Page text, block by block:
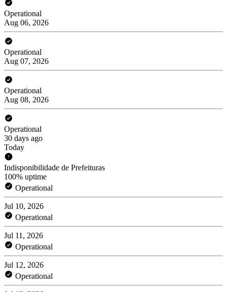
Operational
Aug 06, 2026
Operational
Aug 07, 2026
Operational
Aug 08, 2026
Operational
30 days ago
Today
Indisponibilidade de Prefeituras
100% uptime
Operational
Jul 10, 2026
Operational
Jul 11, 2026
Operational
Jul 12, 2026
Operational